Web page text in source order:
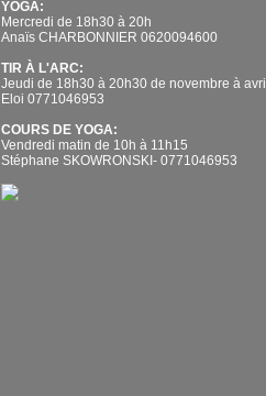
YOGA:
Mercredi de 18h30 à 20h
Anaïs CHARBONNIER 0620094600
TIR À L'ARC:
Jeudi de 18h30 à 20h30 de novembre à avril
Eloi 0771046953
COURS DE YOGA:
Vendredi matin de 10h à 11h15
Stéphane SKOWRONSKI- 0771046953